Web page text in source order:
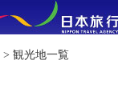
> 観光地一覧